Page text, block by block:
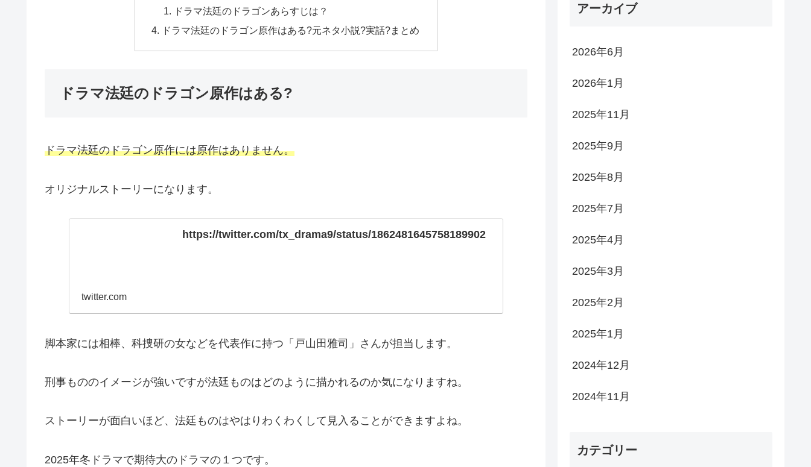
ドラマ法廷のドラゴンあらすじは？
ドラマ法廷のドラゴン原作はある?元ネタ小説?実話?まとめ
ドラマ法廷のドラゴン原作はある?
ドラマ法廷のドラゴン原作には原作はありません。
オリジナルストーリーになります。
https://twitter.com/tx_drama9/status/1862481645758189902
twitter.com
脚本家には相棒、科捜研の女などを代表作に持つ「戸山田雅司」さんが担当します。
刑事もののイメージが強いですが法廷ものはどのように描かれるのか気になりますね。
ストーリーが面白いほど、法廷ものはやはりわくわくして見入ることができますよね。
2025年冬ドラマで期待大のドラマの１つです。
アーカイブ
2026年6月
2026年1月
2025年11月
2025年9月
2025年8月
2025年7月
2025年4月
2025年3月
2025年2月
2025年1月
2024年12月
2024年11月
カテゴリー